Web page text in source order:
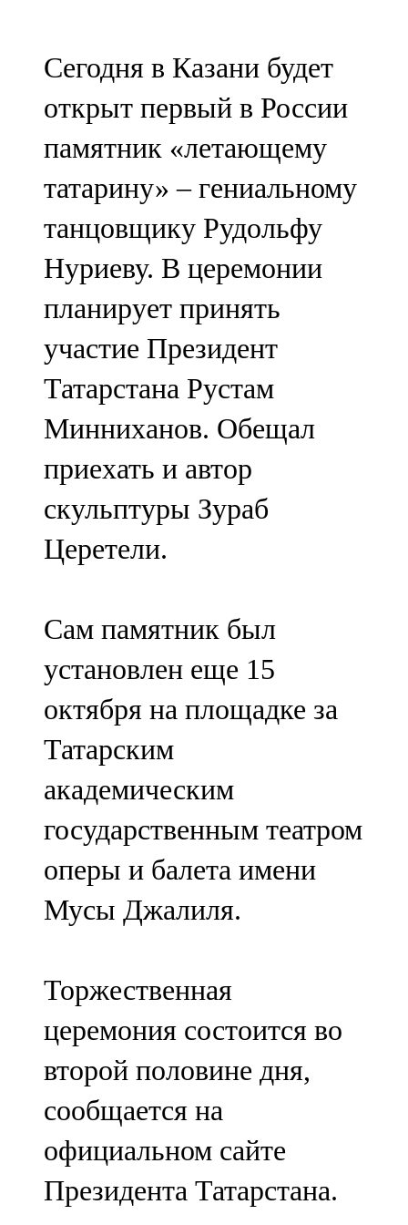
Минзәлә
107,3 FM
Мөслим
100,0 FM
Нурлат
104,7 FM
Олы Әтнә
71,42 FM
Сарман
107,8 FM
Теләче
106,1 FM
Түбән Кама
Чирмешән
107,7 FM
Чистай
103,0 FM
Чүпрәле
91,0 FM
Шәмәрдән
102,3 FM
107,0 FM
Яр Чаллы
105,5 FM
Сегодня в Казани будет
открыт первый в России
памятник «летающему
татарину» – гениальному
танцовщику Рудольфу
Нуриеву. В церемонии
планирует принять
участие Президент
Татарстана Рустам
Минниханов. Обещал
приехать и автор
скульптуры Зураб
Церетели.
Сам памятник был
установлен еще 15
октября на площадке за
Татарским
академическим
государственным театром
оперы и балета имени
Мусы Джалиля.
Торжественная
церемония состоится во
второй половине дня,
сообщается на
официальном сайте
Президента Татарстана.